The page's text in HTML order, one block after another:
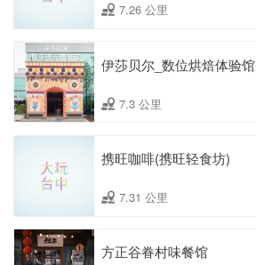
7.26 公里
伊莎贝尔_数位烘焙体验馆
7.3 公里
携旺咖啡(携旺轻食坊)
7.31 公里
方正谷眷村味餐馆